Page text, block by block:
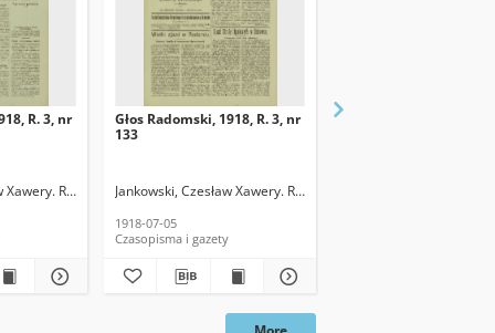
R. 3, nr
Red.
Głos Radomski, 1918, R. 3, nr
133
Jankowski, Czesław Xawery. Red.
1918-07-05
Czasopisma i gazety